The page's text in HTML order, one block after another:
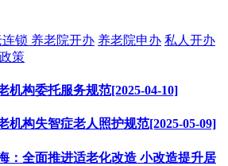
锁 养老院开办 养老院申办 私人开办
策
机构委托服务规范[2025-04-10]
机构失智症老人照护规范[2025-05-09]
：全面推进适老化改造 小改造提升居